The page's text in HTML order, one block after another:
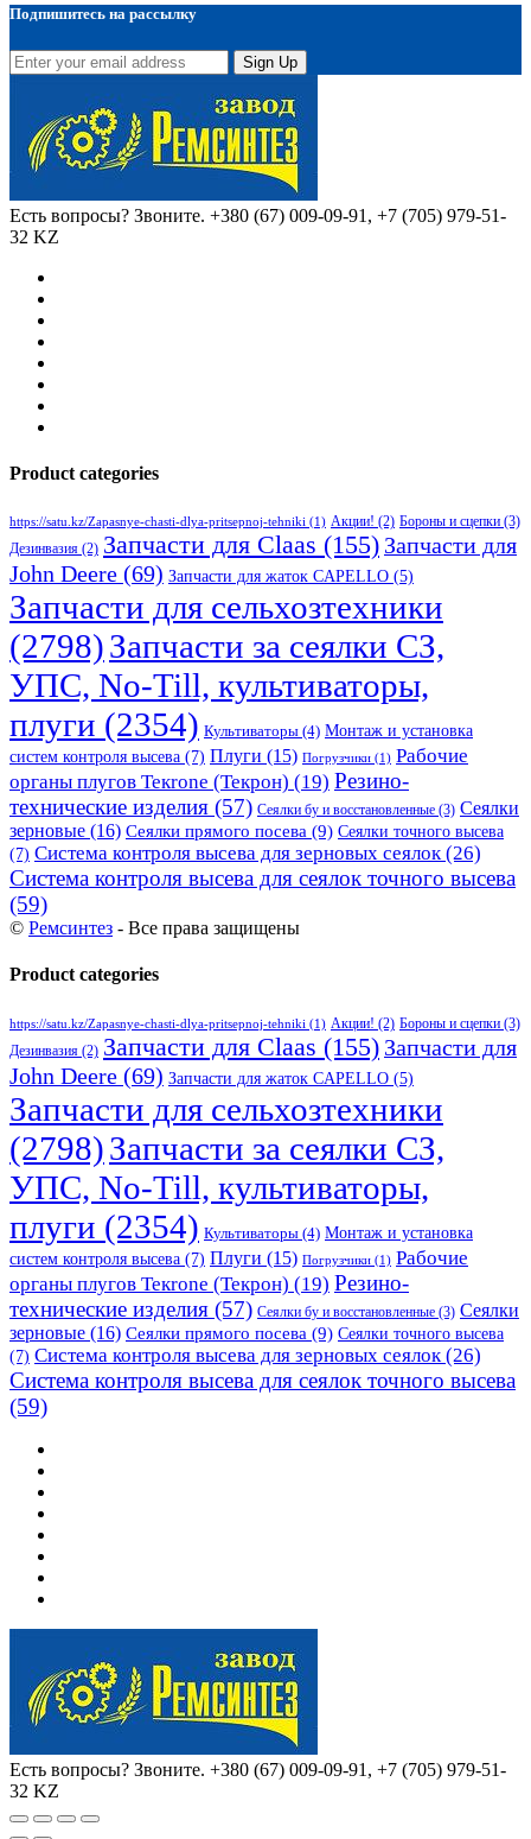
Подпишитесь на рассылку
Sign Up
Есть вопросы? Звоните. +380 (67) 009-09-91, +7 (705) 979-51-
32 KZ
Product categories
https://satu.kz/Zapasnye-chasti-dlya-pritsepnoj-tehniki (1) Акции! (2) Бороны и сцепки (3)
Дезинвазия (2) Запчасти для Claas (155) Запчасти для
John Deere (69) Запчасти для жаток CAPELLO (5)
Запчасти для сельхозтехники
(2798)Запчасти за сеялки СЗ,
УПС, No-Till, культиваторы,
плуги (2354) Культиваторы (4) Монтаж и установка
систем контроля высева (7) Плуги (15) Погрузчики (1) Рабочие
органы плугов Текrоne (Текрон) (19) Резино-
технические изделия (57) Сеялки бу и восстановленные (3) Сеялки
зерновые (16) Сеялки прямого посева (9) Сеялки точного высева
(7) Система контроля высева для зерновых сеялок(26)
Система контроля высева для сеялок точного высева
(59)
© Ремсинтез - Все права защищены
Product categories
https://satu.kz/Zapasnye-chasti-dlya-pritsepnoj-tehniki (1) Акции! (2) Бороны и сцепки (3)
Дезинвазия (2) Запчасти для Claas (155) Запчасти для
John Deere (69) Запчасти для жаток CAPELLO (5)
Запчасти для сельхозтехники
(2798)Запчасти за сеялки СЗ,
УПС, No-Till, культиваторы,
плуги (2354) Культиваторы (4) Монтаж и установка
систем контроля высева (7) Плуги (15) Погрузчики (1) Рабочие
органы плугов Текrоne (Текрон) (19) Резино-
технические изделия (57) Сеялки бу и восстановленные (3) Сеялки
зерновые (16) Сеялки прямого посева (9) Сеялки точного высева
(7) Система контроля высева для зерновых сеялок (26)
Система контроля высева для сеялок точного высева
(59)
Есть вопросы? Звоните. +380 (67) 009-09-91, +7 (705) 979-51-
32 KZ